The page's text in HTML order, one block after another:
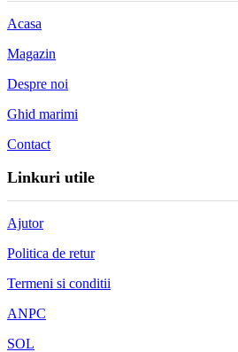
Acasa
Magazin
Despre noi
Ghid marimi
Contact
Linkuri utile
Ajutor
Politica de retur
Termeni si conditii
ANPC
SOL